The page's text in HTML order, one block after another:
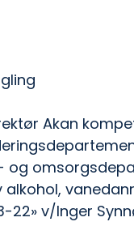
Akan
og
alkohol,
22» v/Inger